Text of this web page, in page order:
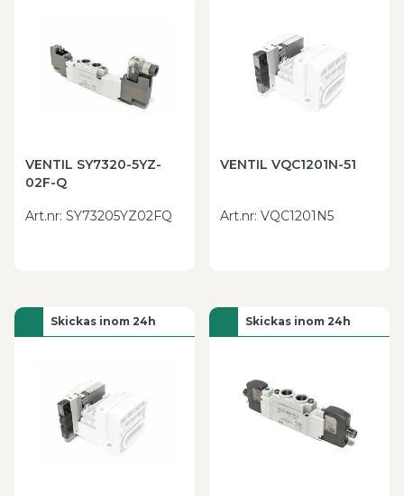
VENTIL SY7320-5YZ-
02F-Q
Art.nr: SY73205YZ02FQ
VENTIL VQC1201N-51
Art.nr: VQC1201N5
Skickas inom 24h Skickas inom 24h